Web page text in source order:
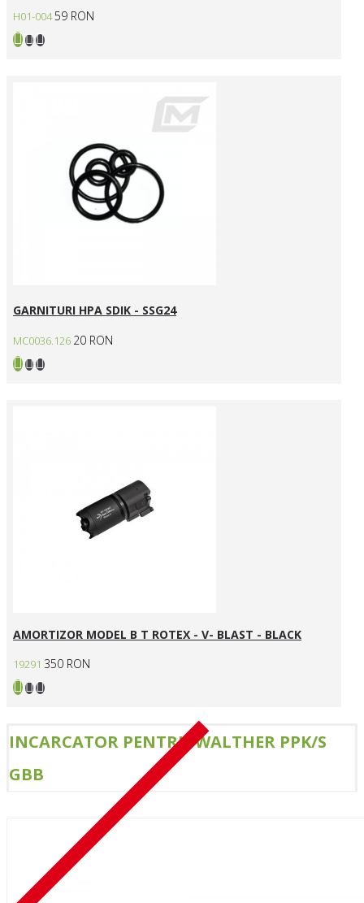
H01-00459 RON
GARNITURI HPA SDIK - SSG24
MC0036.126 20 RON
AMORTIZOR MODEL B T ROTEX - V- BLAST - BLACK
19291 350 RON
INCARCATOR PENTRU WALTHER PPK/S
GBB